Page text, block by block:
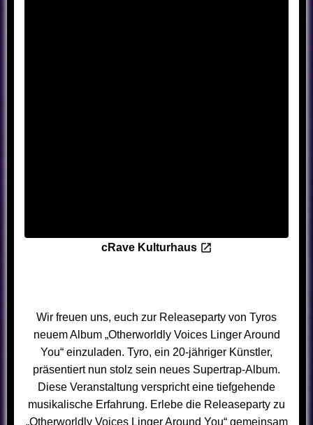
cRave Kulturhaus
Wir freuen uns, euch zur Releaseparty von Tyros
neuem Album „Otherworldly Voices Linger Around
You“ einzuladen. Tyro, ein 20-jähriger Künstler,
präsentiert nun stolz sein neues Supertrap-Album.
Diese Veranstaltung verspricht eine tiefgehende
musikalische Erfahrung. Erlebe die Releaseparty zu
„Otherworldly Voices Linger Around You“ gemeinsam